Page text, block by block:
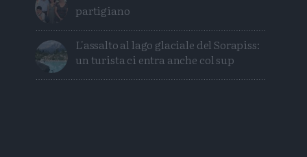
partigiano
L'assalto al lago glaciale del Sorapiss:
un turista ci entra anche col sup